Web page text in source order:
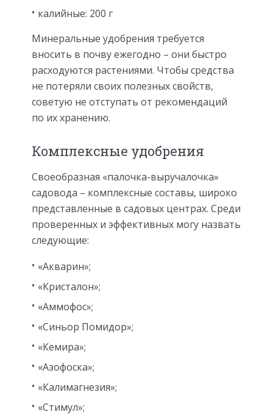
калийные: 200 г
Минеральные удобрения требуется
вносить в почву ежегодно – они быстро
расходуются растениями. Чтобы средства
не потеряли своих полезных свойств,
советую не отступать от рекомендаций
по их хранению.
Комплексные удобрения
Своеобразная «палочка-выручалочка»
садовода – комплексные составы, широко
представленные в садовых центрах. Среди
проверенных и эффективных могу назвать
следующие:
«Акварин»;
«Кристалон»;
«Аммофос»;
«Синьор Помидор»;
«Кемира»;
«Азофоска»;
«Калимагнезия»;
«Стимул»;